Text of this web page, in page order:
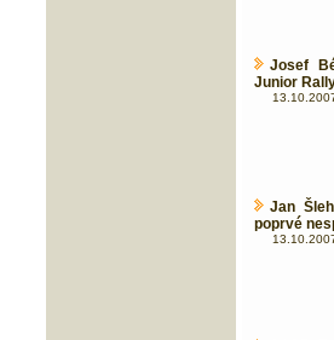
Josef
Junior
Jan
poprvé